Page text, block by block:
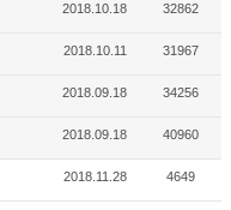
2018.10.18 32862
2018.10.11 31967
2018.09.18 34256
2018.09.18 40960
2018.11.28 4649